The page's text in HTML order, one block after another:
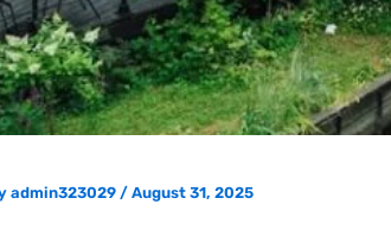
admin323029 / August 31, 2025